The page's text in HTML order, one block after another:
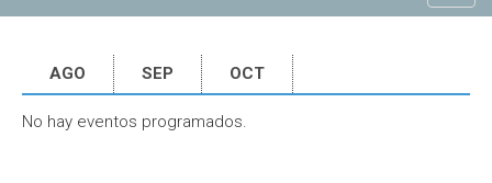
AGO SEP OCT
No hay eventos programados.